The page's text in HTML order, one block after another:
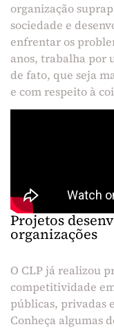
organização
sociedade e
enfrentar os
anos, trabalha por
de fato, que seja
e com respeito à
Projetos
organizações
O CLP já realizou
competitividade
públicas, privadas
Conheça algumas